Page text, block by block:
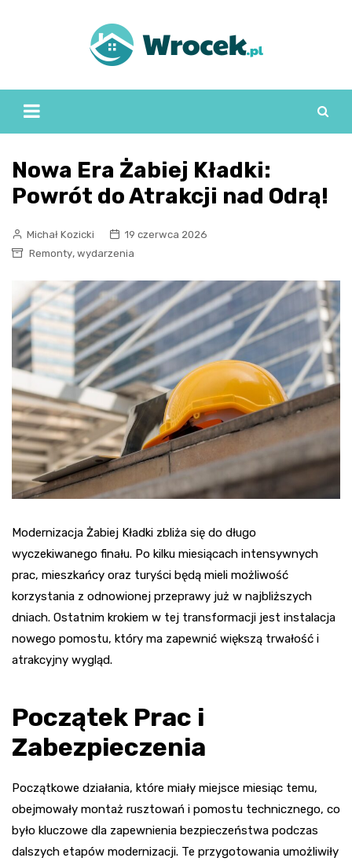
Nowa Era Żabiej Kładki:
Powrót do Atrakcji nad Odrą!
Michał Kozicki
19 czerwca 2026
Remonty, wydarzenia
Modernizacja Żabiej Kładki zbliża się do długo
wyczekiwanego finału. Po kilku miesiącach intensywnych
prac, mieszkańcy oraz turyści będą mieli możliwość
korzystania z odnowionej przeprawy już w najbliższych
dniach. Ostatnim krokiem w tej transformacji jest instalacja
nowego pomostu, który ma zapewnić większą trwałość i
atrakcyjny wygląd.
Początek Prac i
Zabezpieczenia
Początkowe działania, które miały miejsce miesiąc temu,
obejmowały montaż rusztowań i pomostu technicznego, co
było kluczowe dla zapewnienia bezpieczeństwa podczas
dalszych etapów modernizacji. Te przygotowania umożliwiły